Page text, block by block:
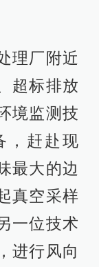
理厂附近
超标排放
境监测技
，赶赴现
最大的边
真空采样
一位技术
进行风向